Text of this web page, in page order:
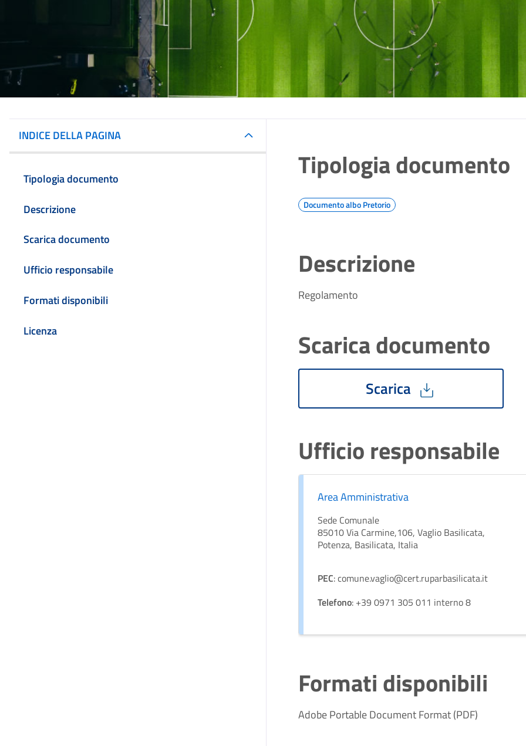
INDICE DELLA PAGINA
Tipologia documento
Descrizione
Scarica documento
Ufficio responsabile
Formati disponibili
Licenza
Tipologia documento
Documento albo Pretorio
Descrizione
Regolamento
Scarica documento
Scarica
Ufficio responsabile
Area Amministrativa
Sede Comunale
85010 Via Carmine,106, Vaglio Basilicata,
Potenza, Basilicata, Italia
PEC: comune.vaglio@cert.ruparbasilicata.it
Telefono: +39 0971 305 011 interno 8
Formati disponibili
Adobe Portable Document Format (PDF)